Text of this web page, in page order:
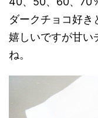
ダークチョコ好
嬉しいですが甘い
ね。